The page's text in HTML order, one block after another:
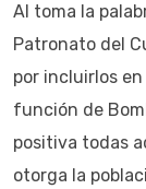
Al toma la
Patronato del
por incluirlos
función de
positiva todas
otorga la